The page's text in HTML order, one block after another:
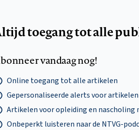
toegang tot alle
vandaag nog!
Online toegang tot alle artikelen
Gepersonaliseerde alerts voor artikelen
Artikelen voor opleiding en
Onbeperkt luisteren naar de NTVG-